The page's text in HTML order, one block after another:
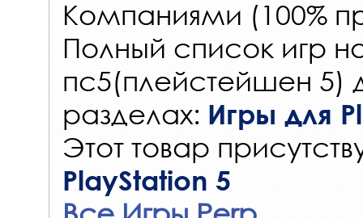
Компаниями (100%
Полный список игр
пс5(плейстейшен 5)
разделах: Игры для
Этот товар
PlayStation 5